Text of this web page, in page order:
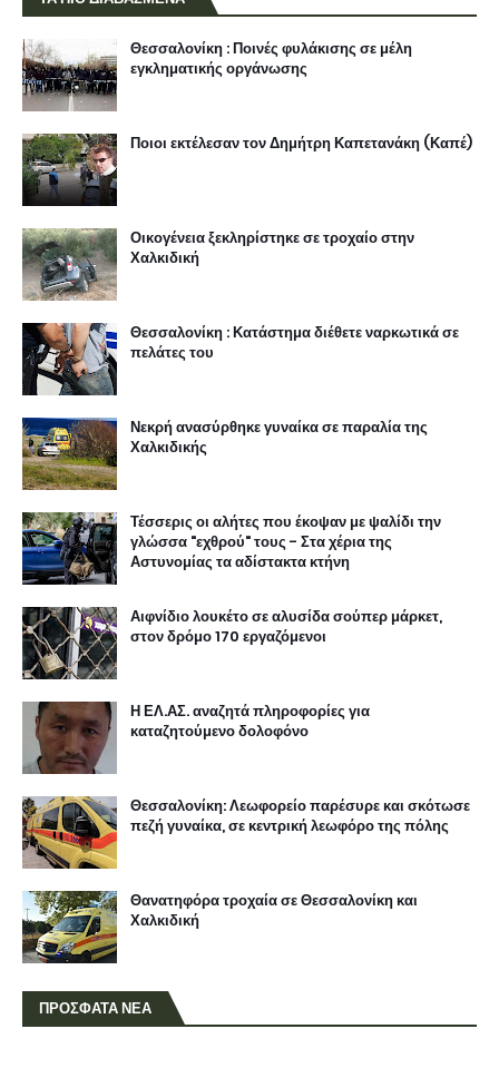
Θεσσαλονίκη : Ποινές φυλάκισης σε μέλη
εγκληματικής οργάνωσης
Ποιοι εκτέλεσαν τον Δημήτρη Καπετανάκη (Καπέ)
Οικογένεια ξεκληρίστηκε σε τροχαίο στην
Χαλκιδική
Θεσσαλονίκη : Κατάστημα διέθετε ναρκωτικά σε
πελάτες του
Νεκρή ανασύρθηκε γυναίκα σε παραλία της
Χαλκιδικής
Τέσσερις οι αλήτες που έκοψαν με ψαλίδι την
γλώσσα "εχθρού" τους - Στα χέρια της
Αστυνομίας τα αδίστακτα κτήνη
Αιφνίδιο λουκέτο σε αλυσίδα σούπερ μάρκετ,
στον δρόμο 170 εργαζόμενοι
Η ΕΛ.ΑΣ. αναζητά πληροφορίες για
καταζητούμενο δολοφόνο
Θεσσαλονίκη: Λεωφορείο παρέσυρε και σκότωσε
πεζή γυναίκα, σε κεντρική λεωφόρο της πόλης
Θανατηφόρα τροχαία σε Θεσσαλονίκη και
Χαλκιδική
ΠΡΟΣΦΑΤΑ ΝΕΑ